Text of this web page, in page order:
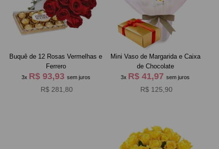
Buquê de 12 Rosas Vermelhas e
Ferrero
3x R$ 93,93 sem juros
R$ 281,80
Mini Vaso de Margarida e Caixa
de Chocolate
3x R$ 41,97sem juros
R$ 125,90